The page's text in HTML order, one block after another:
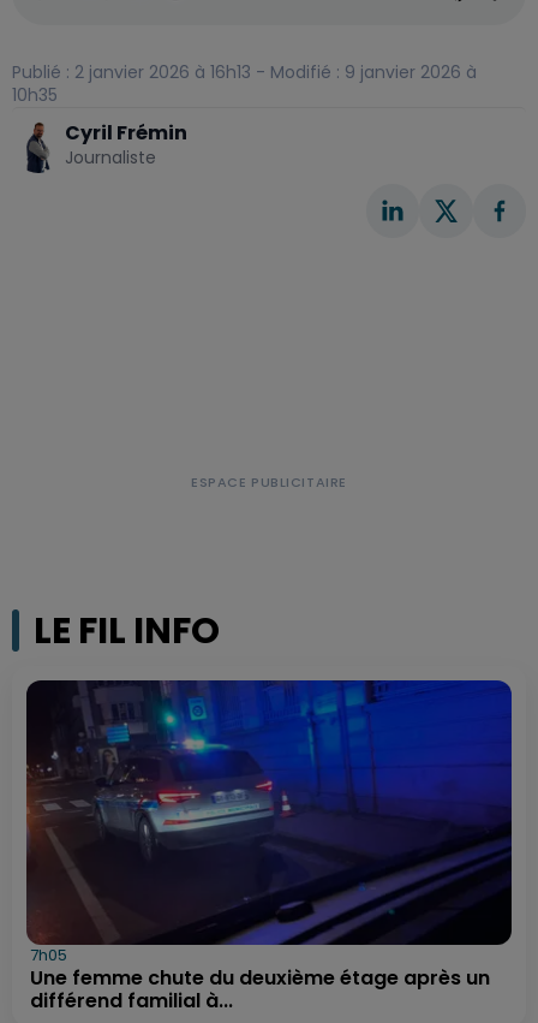
Publié : 2 janvier 2026 à 16h13 - Modifié : 9 janvier 2026 à
10h35
Cyril Frémin
Journaliste
LE FIL INFO
7h05
Une femme chute du deuxième étage après un
différend familial à...